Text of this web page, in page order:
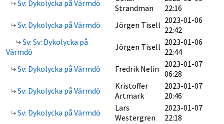
Sv: Dykolycka på Värmdö
Strandman
22:16
Sv: Dykolycka på Värmdö
Jörgen Tisell 2023-01-06
22:42
Sv: Sv: Dykolycka på
Värmdö
Jörgen Tisell 2023-01-06
22:44
Sv: Dykolycka på Värmdö
Fredrik Nelin
2023-01-07
06:28
Sv: Dykolycka på Värmdö
Kristoffer
Artmark
2023-01-07
20:46
Sv: Dykolycka på Värmdö
Lars
Westergren
2023-01-07
22:18